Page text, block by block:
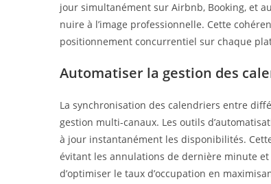
jour simultanément sur Airbnb, Booking, et
nuire à l’image professionnelle. Cette
positionnement concurrentiel sur chaque
Automatiser la gestion des
La synchronisation des calendriers entre
gestion multi-canaux. Les outils
à jour instantanément les disponibilités.
évitant les annulations de dernière minute
d’optimiser le taux d’occupation en